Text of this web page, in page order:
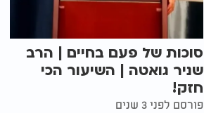
סוכות של פעם בחיים | הרב
שניר גואטה | השיעור הכי
חזק!
פורסם לפני 3 שנים